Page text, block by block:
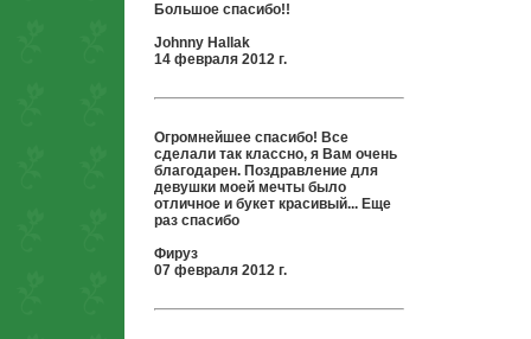
Большое спасибо!!
Johnny Hallak
14 февраля 2012 г.
Огромнейшее спасибо! Все
сделали так классно, я Вам очень
благодарен. Поздравление для
девушки моей мечты было
отличное и букет красивый... Еще
раз спасибо
Фируз
07 февраля 2012 г.